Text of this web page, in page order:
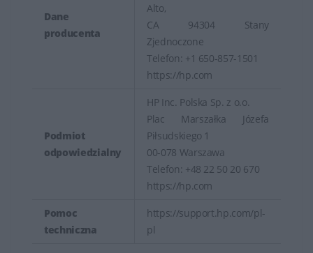
Dane
producenta
Alto,
CA 94304 Stany
Zjednoczone
Telefon: +1 650-857-1501
https://hp.com
Podmiot
odpowiedzialny
HP Inc. Polska Sp. z o.o.
Plac Marszałka Józefa
Piłsudskiego 1
00-078 Warszawa
Telefon: +48 22 50 20 670
https://hp.com
Pomoc
techniczna
https://support.hp.com/pl-
pl